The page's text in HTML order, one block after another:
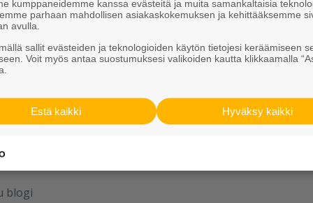
yhdessä
blogi
Meistä
Vastuullisuus
kumppaneidemme kanssa evästeitä ja muita samankaltaisia
parhaan mahdollisen asiakaskokemuksen ja kehittääksemme
avulla.
sallit evästeiden ja teknologioiden käytön tietojesi keräämiseen
Voit myös antaa suostumuksesi valikoiden kautta klikkaamalla
Hyväksy kaikki
Estä kaikki